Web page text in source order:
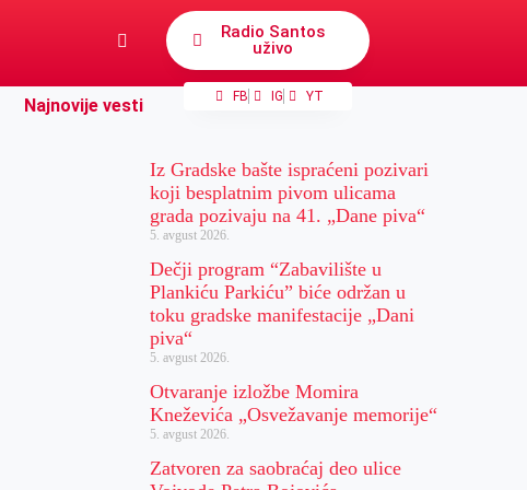
Radio Santos
uživo
FB IG YT
Najnovije vesti
Iz Gradske bašte ispraćeni pozivari
koji besplatnim pivom ulicama
grada pozivaju na 41. „Dane piva“
5. avgust 2026.
Dečji program “Zabavilište u
Plankiću Parkiću” biće održan u
toku gradske manifestacije „Dani
piva“
5. avgust 2026.
Otvaranje izložbe Momira
Kneževića „Osvežavanje memorije“
5. avgust 2026.
Zatvoren za saobraćaj deo ulice